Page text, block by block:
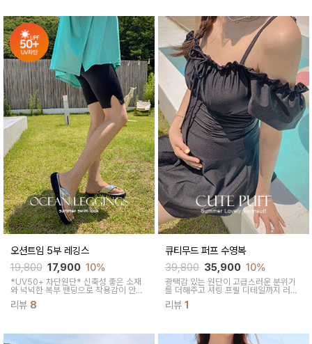
오션트임 5부 레깅스
19,800 17,900 10%
*UV50+ 차단원단* 신축성 좋은 소재
와 넉넉한 복부 밴딩으로 착용감이 안정
적이고,사이드 슬릿포인트가 돋보여요
리뷰 8
큐티무드 퍼프 수영복
39,800 35,900 10%
광택감 있는 원단이 고급스러운 분위기
를 더해주고 셔링 프릴 디테일까지 러블
리하게 연출돼요 실용성과 귀여움을 동
시에 챙긴 디자인이라 꼭 추천드려요
리뷰 1